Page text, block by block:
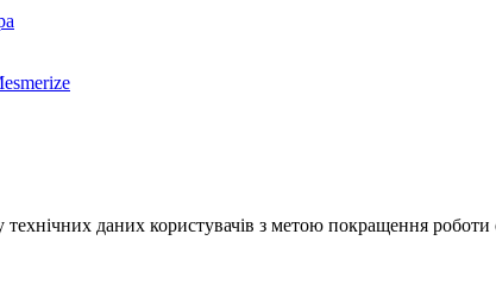
технічних даних користувачів з метою покращення роботи